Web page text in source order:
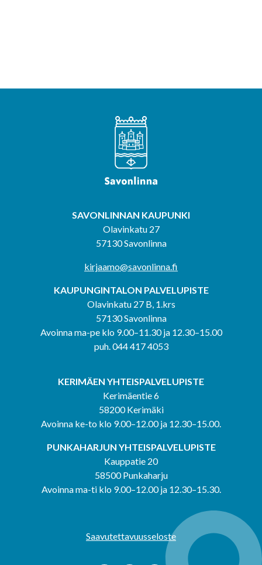
SAVONLINNAN KAUPUNKI
Olavinkatu 27
57130 Savonlinna
kirjaamo@savonlinna.fi
KAUPUNGINTALON PALVELUPISTE
Olavinkatu 27 B, 1.krs
57130 Savonlinna
Avoinna ma-pe klo 9.00–11.30 ja 12.30–15.00
puh. 044 417 4053
KERIMÄEN YHTEISPALVELUPISTE
Kerimäentie 6
58200 Kerimäki
Avoinna ke-to klo 9.00–12.00 ja 12.30–15.00.
PUNKAHARJUN YHTEISPALVELUPISTE
Kauppatie 20
58500 Punkaharju
Avoinna ma-ti klo 9.00–12.00 ja 12.30–15.30.
Saavutettavuusseloste